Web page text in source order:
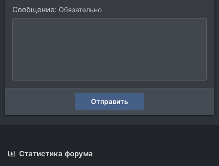
Сообщение Обязательно
Отправить
Статистика форума